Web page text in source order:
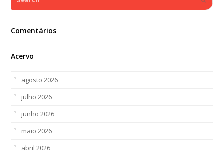
Comentários
Acervo
agosto 2026
julho 2026
junho 2026
maio 2026
abril 2026